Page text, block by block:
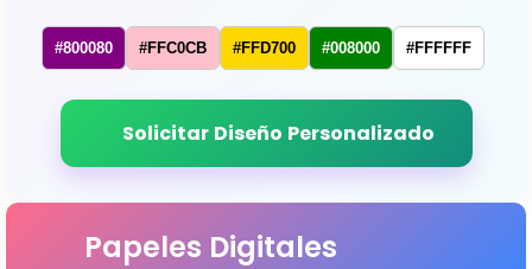
#800080 #FFC0CB #FFD700 #008000 #FFFFFF
Solicitar Diseño Personalizado
Papeles Digitales